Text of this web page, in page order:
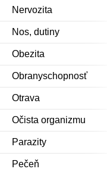
Nervozita
Nos, dutiny
Obezita
Obranyschopnosť
Otrava
Očista organizmu
Parazity
Pečeň